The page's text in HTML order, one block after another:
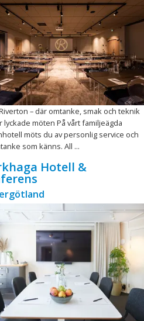
– där omtanke, smak och teknik
lyckade möten På vårt familjeägda
möts du av personlig service och
som känns. All ...
Hotell &